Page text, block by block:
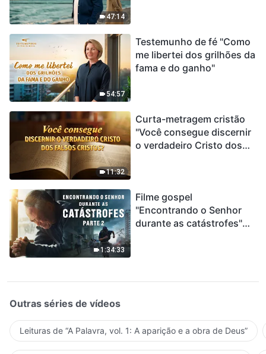
47:14
54:57
Testemunho de fé "Como
me libertei dos grilhões da
fama e do ganho"
11:32
Curta-metragem cristão
"Você consegue discernir
o verdadeiro Cristo dos
1:34:33
Filme gospel
"Encontrando o Senhor
durante as catástrofes"
encontrou uma maneira
de sobreviver?
Outras séries de vídeos
Leituras de “A Palavra, vol. 1: A aparição e a obra de Deus”